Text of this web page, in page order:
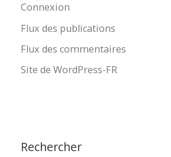
Connexion
Flux des publications
Flux des commentaires
Site de WordPress-FR
Rechercher